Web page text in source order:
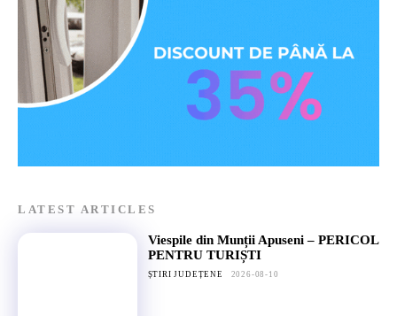
LATEST ARTICLES
Viespile din Munții Apuseni – PERICOL
PENTRU TURIȘTI
ȘTIRI JUDEȚENE 2026-08-10